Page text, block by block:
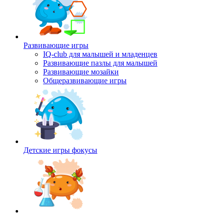
Развивающие игры
IQ-club для малышей и младенцев
Развивающие пазлы для малышей
Развивающие мозайки
Общеразвивающие игры
Детские игры фокусы